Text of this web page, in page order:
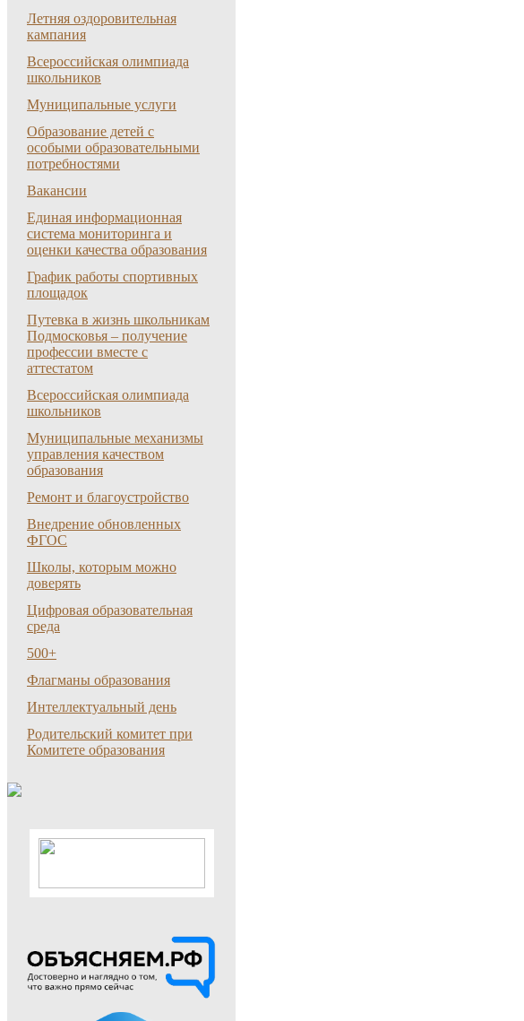
Летняя оздоровительная
кампания
Всероссийская олимпиада
школьников
Муниципальные услуги
Образование детей с
особыми образовательными
потребностями
Вакансии
Единая информационная
система мониторинга и
оценки качества образования
График работы спортивных
площадок
Путевка в жизнь школьникам
Подмосковья – получение
профессии вместе с
аттестатом
Всероссийская олимпиада
школьников
Муниципальные механизмы
управления качеством
образования
Ремонт и благоустройство
Внедрение обновленных
ФГОС
Школы, которым можно
доверять
Цифровая образовательная
среда
500+
Флагманы образования
Интеллектуальный день
Родительский комитет при
Комитете образования